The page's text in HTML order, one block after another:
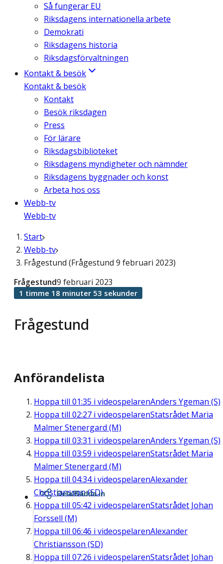
Så fungerar EU
Riksdagens internationella arbete
Demokrati
Riksdagens historia
Riksdagsförvaltningen
Kontakt & besök
Kontakt & besök
Kontakt
Besök riksdagen
Press
För lärare
Riksdagsbiblioteket
Riksdagens myndigheter och nämnder
Riksdagens byggnader och konst
Arbeta hos oss
Webb-tv
Webb-tv
Start
Webb-tv
Frågestund (Frågestund 9 februari 2023)
Frågestund
Frågestund9 februari 2023
1 timme 18 minuter 53 sekunder
Anförandelista
Hoppa till 01:35 i videospelarenAnders Ygeman (S)
Hoppa till 02:27 i videospelarenStatsrådet Maria
Malmer Stenergard (M)
Hoppa till 03:31 i videospelarenAnders Ygeman (S)
Hoppa till 03:59 i videospelarenStatsrådet Maria
Malmer Stenergard (M)
Hoppa till 04:34i videospelarenAlexander
Christiansson (SD)
Hoppa till 05:42 i videospelarenStatsrådet Johan
Forssell (M)
Hoppa till 06:46 i videospelarenAlexander
Christiansson (SD)
Hoppa till 07:26 i videospelarenStatsrådet Johan
Dela/Bädda in